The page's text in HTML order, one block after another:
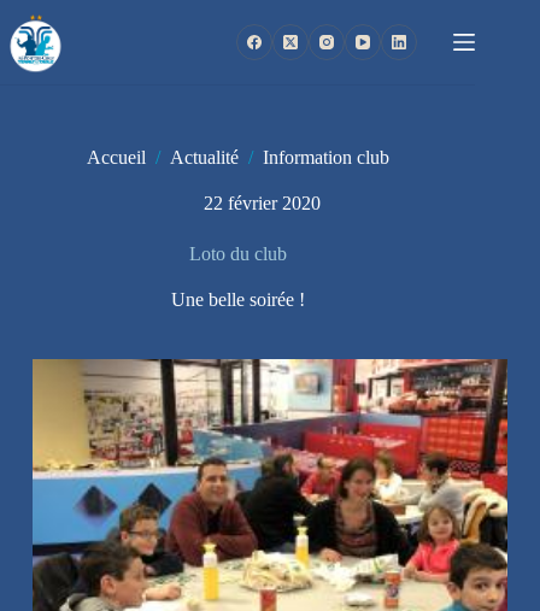
au
contenu
Accueil / Actualité / Information club
22 février 2020
Loto du club
Une belle soirée !